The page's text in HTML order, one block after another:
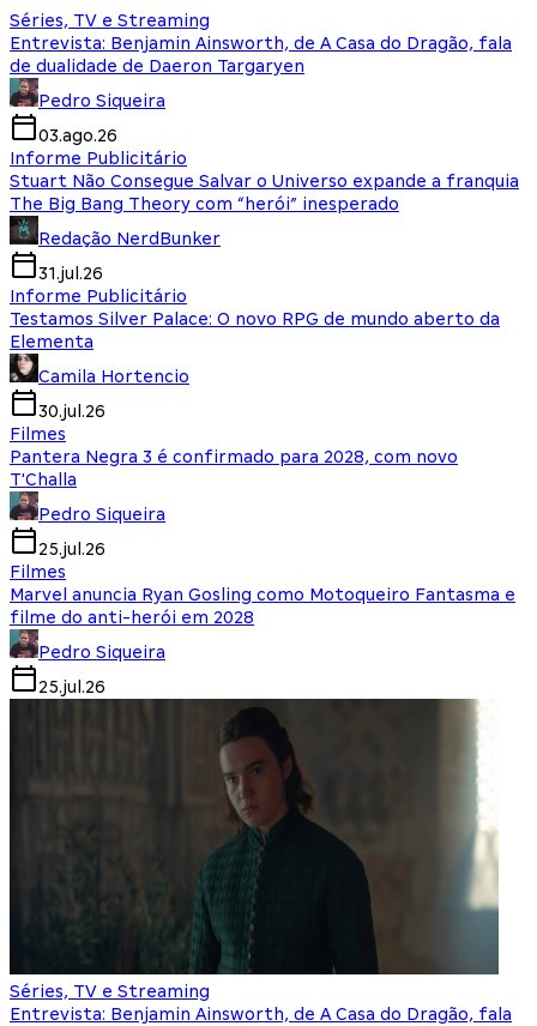
Séries, TV e Streaming
Entrevista: Benjamin Ainsworth, de A Casa do Dragão, fala
de dualidade de Daeron Targaryen
Pedro Siqueira
03.ago.26
Informe Publicitário
Stuart Não Consegue Salvar o Universo expande a franquia
The Big Bang Theory com “herói” inesperado
Redação NerdBunker
31.jul.26
Informe Publicitário
Testamos Silver Palace: O novo RPG de mundo aberto da
Elementa
Camila Hortencio
30.jul.26
Filmes
Pantera Negra 3 é confirmado para 2028, com novo
T'Challa
Pedro Siqueira
25.jul.26
Filmes
Marvel anuncia Ryan Gosling como Motoqueiro Fantasma e
filme do anti-herói em 2028
Pedro Siqueira
25.jul.26
Séries, TV e Streaming
Entrevista: Benjamin Ainsworth, de A Casa do Dragão, fala